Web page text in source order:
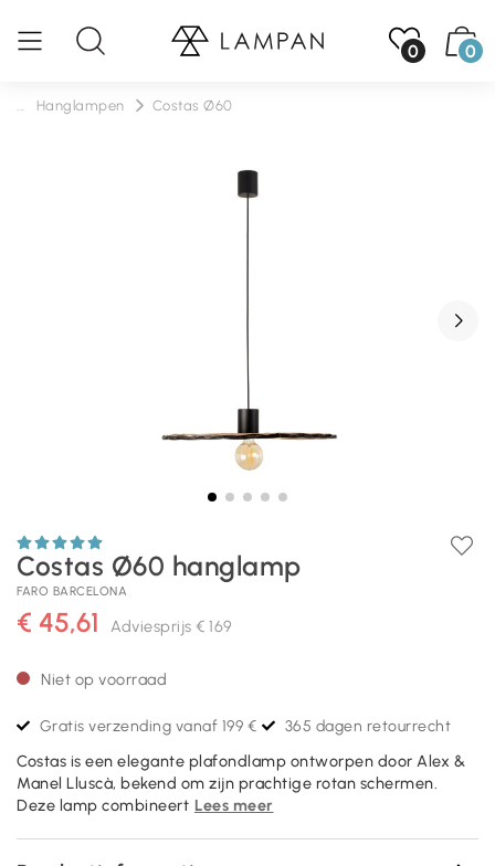
0 0
Hanglampen Costas Ø60
Costas Ø60 hanglamp
FARO BARCELONA
€ 45,61 Adviesprijs € 169
Niet op voorraad
Gratis verzending vanaf 199 € 365 dagen retourrecht
Costas is een elegante plafondlamp ontworpen door Alex &
Manel Lluscà, bekend om zijn prachtige rotan schermen.
Deze lamp combineert Lees meer